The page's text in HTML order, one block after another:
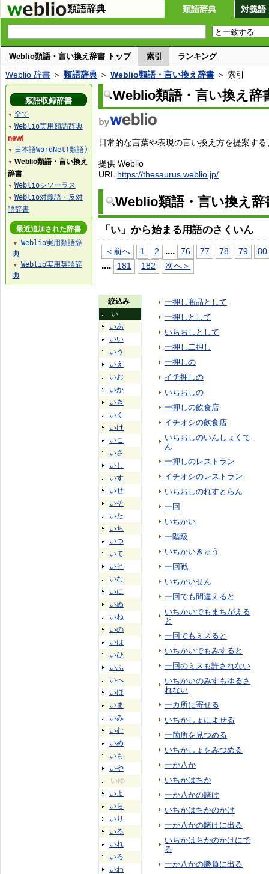
類語辞典 類語辞典 対義語
Weblio類語・言い換え辞書 トップ 索引 ランキング
Weblio 辞書 ＞ 類語辞典 ＞ Weblio類語・言い換え辞書 ＞ 索引
Weblio類語・言い換え辞
日常的な言葉や表現の言い換え方を提案す
提供 Weblio
URL https://thesaurus.weblio.jp/
Weblio類語・言い換え
「い」から始まる用語のさくいん
＜前へ 1 2 .... 76 77 78 79 80
.... 181 182 次へ＞
絞込み
い
いあ
いい
いう
いえ
いお
いか
いき
いく
いけ
いこ
いさ
いし
いす
いせ
いそ
いた
いち
いつ
いて
いと
いな
いに
いぬ
いね
いの
いは
いひ
いふ
いへ
いほ
いま
いみ
いむ
いめ
いも
いや
いゆ
いよ
いら
いり
いる
いれ
いろ
いわ
一押し商品として
一押しとして
いちおしとして
一押し二押し
一押しの
イチ押しの
いちおしの
一押しの飲食店
イチオシの飲食店
いちおしのいんしょくて
ん
一押しのレストラン
イチオシのレストラン
いちおしのれすとらん
一回
いちかい
一階級
いちかいきゅう
一回戦
いちかいせん
一回でも間違えると
いちかいでもまちがえる
と
一回でもミスると
いちかいでもみすると
一回のミスも許されない
いちかいのみすもゆるさ
れない
一カ所に寄せる
いちかしょによせる
一箇所を見つめる
いちかしょをみつめる
一か八か
いちかはちか
一か八かの賭け
いちかはちかのかけ
一か八かの賭けに出る
いちかはちかのかけにで
る
一か八かの勝負に出る
類語収録辞書
▼ 全て
▼ Weblio実用類語辞典
new!
▼ 日本語WordNet(類語)
▼ Weblio類語・言い換え
辞書
▼ Weblioシソーラス
▼ Weblio対義語・反対
語辞書
最近追加された辞書
▼
Weblio実用類語辞
典
▼
Weblio実用英語辞
典